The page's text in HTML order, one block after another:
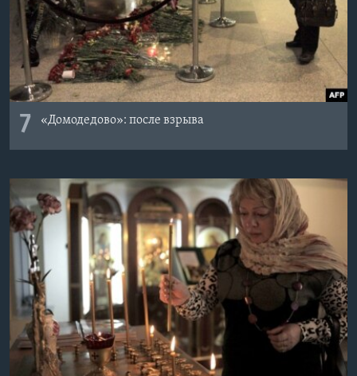
7 «Домодедово»: после взрыва